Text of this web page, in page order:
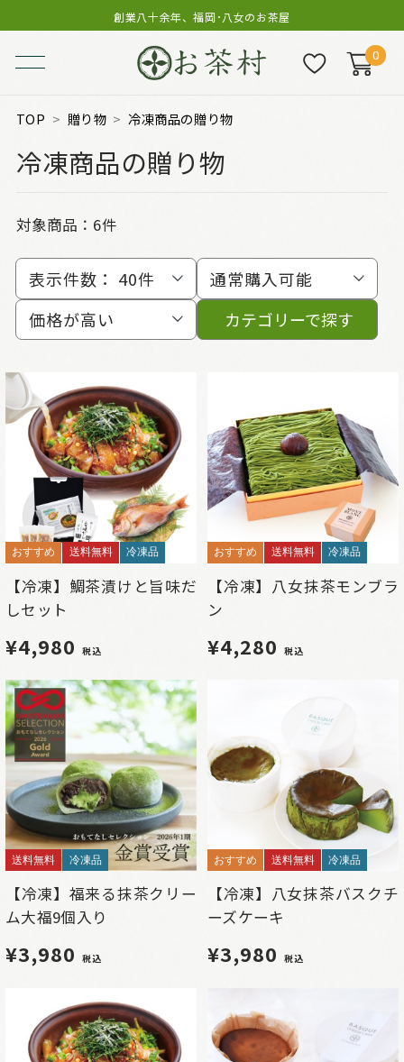
創業八十余年、福岡･八女のお茶屋
0
TOP 贈り物 冷凍商品の贈り物
冷凍商品の贈り物
対象商品： 6件
表示件数： 40件
通常購入可能
価格が高い
カテゴリーで探す
おすすめ 送料無料 冷凍品
【冷凍】鯛茶漬けと旨味だ
しセット
¥4,980 税込
おすすめ 送料無料 冷凍品
【冷凍】八女抹茶モンブラ
ン
¥4,280 税込
送料無料 冷凍品
【冷凍】福来る抹茶クリー
ム大福9個入り
¥3,980 税込
おすすめ 送料無料 冷凍品
【冷凍】八女抹茶バスクチ
ーズケーキ
¥3,980 税込